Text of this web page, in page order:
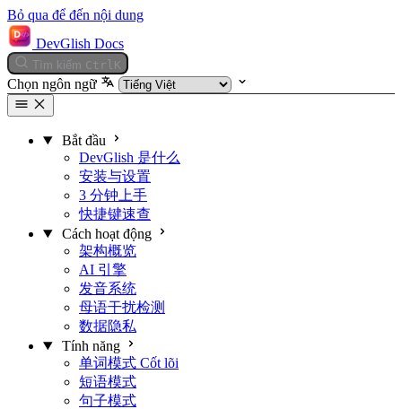
Bỏ qua để đến nội dung
DevGlish Docs
Tìm kiếm Ctrl K
Chọn ngôn ngữ
Bắt đầu
DevGlish 是什么
安装与设置
3 分钟上手
快捷键速查
Cách hoạt động
架构概览
AI 引擎
发音系统
母语干扰检测
数据隐私
Tính năng
单词模式 Cốt lõi
短语模式
句子模式